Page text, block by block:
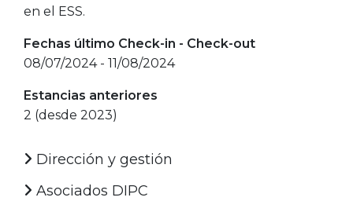
en el ESS.
Fechas último Check-in - Check-out
08/07/2024 - 11/08/2024
Estancias anteriores
2 (desde 2023)
Dirección y gestión
Asociados DIPC